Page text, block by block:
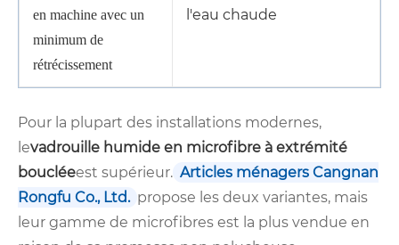
en machine avec un
minimum de
rétrécissement
l'eau chaude
Pour la plupart des installations modernes,
levadrouille humide en microfibre à extrémité
boucléeest supérieur. Articles ménagers Cangnan
Rongfu Co., Ltd. propose les deux variantes, mais
leur gamme de microfibres est la plus vendue en